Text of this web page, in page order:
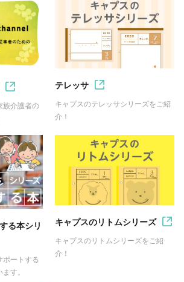
族介護者の
テレッサ
キャプスのテレッサシリーズをご紹
介！
る本シリ
ポートする
す。
キャプスのリトムシリーズ
キャプスのリトムシリーズをご紹
介！